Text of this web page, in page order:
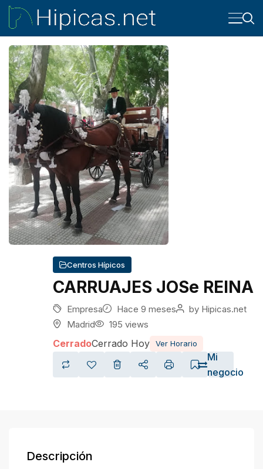
Centros Hípicos
CARRUAJES JOSe REINA
Empresa Hace 9 meses by Hipicas.net
Madrid
195 views
CerradoCerrado Hoy Ver Horario
Mi
negocio
Descripción